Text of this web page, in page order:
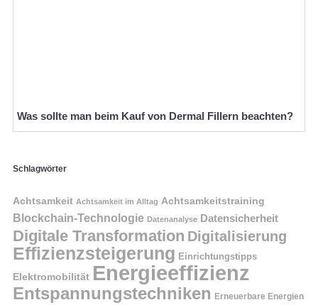
Was sollte man beim Kauf von Dermal Fillern beachten?
Schlagwörter
Achtsamkeit Achtsamkeit im Alltag Achtsamkeitstraining
Blockchain-Technologie Datenanalyse Datensicherheit
Digitale Transformation Digitalisierung
Effizienzsteigerung Einrichtungstipps
Elektromobilität Energieeffizienz
Entspannungstechniken Erneuerbare Energien